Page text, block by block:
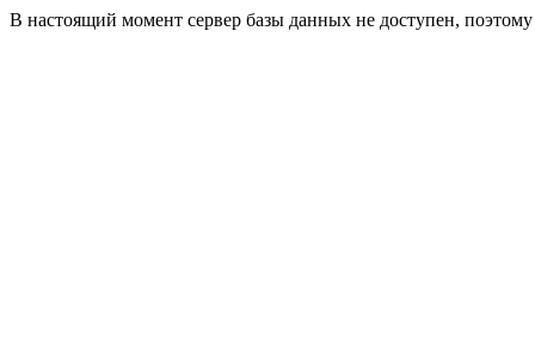
В настоящий момент сервер базы данных не доступен,